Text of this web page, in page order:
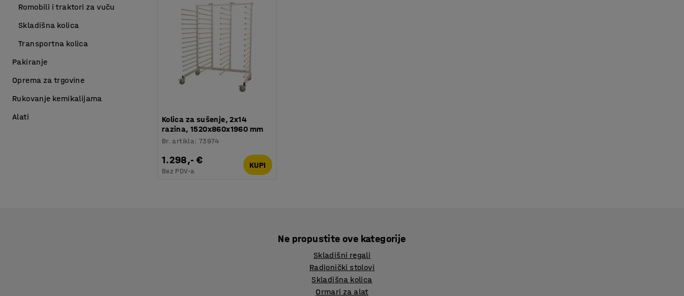
Kolica za sušenje, 2x14
razina, 1520x860x1960 mm
Br. artikla:73974
1.298,- €
Bez PDV-a
KUPI
Romobili i traktori za vuču
Skladišna kolica
Transportna kolica
Pakiranje
Oprema za trgovine
Rukovanje kemikalijama
Alati
Ne propustite ove kategorije
Skladišni regali
Radionički stolovi
Skladišna kolica
Ormari za alat